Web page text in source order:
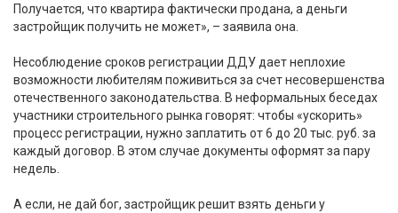
Получается, что квартира фактически продана, а деньги
застройщик получить не может», – заявила она.
Несоблюдение сроков регистрации ДДУ дает неплохие
возможности любителям поживиться за счет несовершенства
отечественного законодательства. В неформальных беседах
участники строительного рынка говорят: чтобы «ускорить»
процесс регистрации, нужно заплатить от 6 до 20 тыс. руб. за
каждый договор. В этом случае документы оформят за пару
недель.
А если, не дай бог, застройщик решит взять деньги у